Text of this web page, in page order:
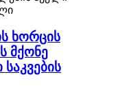
ხორცის
მქონე